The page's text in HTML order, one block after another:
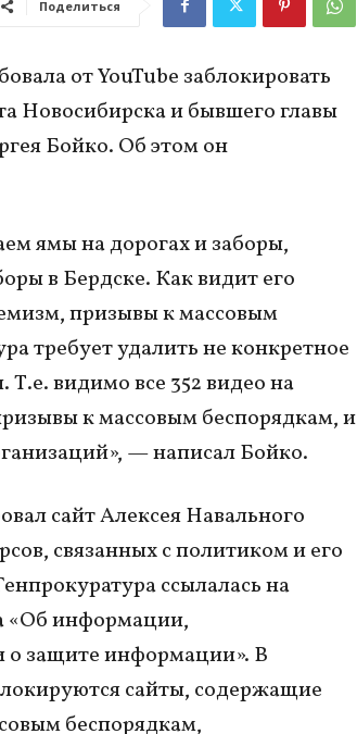
Поделиться
от YouTube заблокировать
Новосибирска и бывшего главы
Бойко. Об этом он
ямы на дорогах и заборы,
в Бердске. Как видит его
призывы к массовым
требует удалить не конкретное
Т.е. видимо все 352 видео на
к массовым беспорядкам, и
— написал Бойко.
сайт Алексея Навального
связанных с политиком и его
ссылалась на
«Об информации,
защите информации». В
сайты, содержащие
беспорядкам,